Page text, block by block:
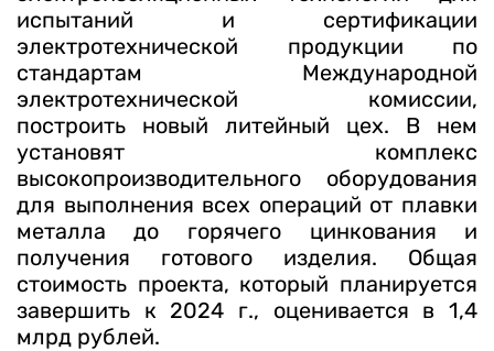
испытаний и сертификации
электротехнической продукции по
стандартам Международной
электротехнической комиссии,
построить новый литейный цех. В нем
установят комплекс
высокопроизводительного оборудования
для выполнения всех операций от плавки
металла до горячего цинкования и
получения готового изделия. Общая
стоимость проекта, который планируется
завершить к 2024 г., оценивается в 1,4
млрд рублей.